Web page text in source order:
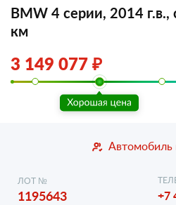
BMW 4 серии, 2014
км
3 149 077 ₽
Автомобиль
ЛОТ №
1195643 +7